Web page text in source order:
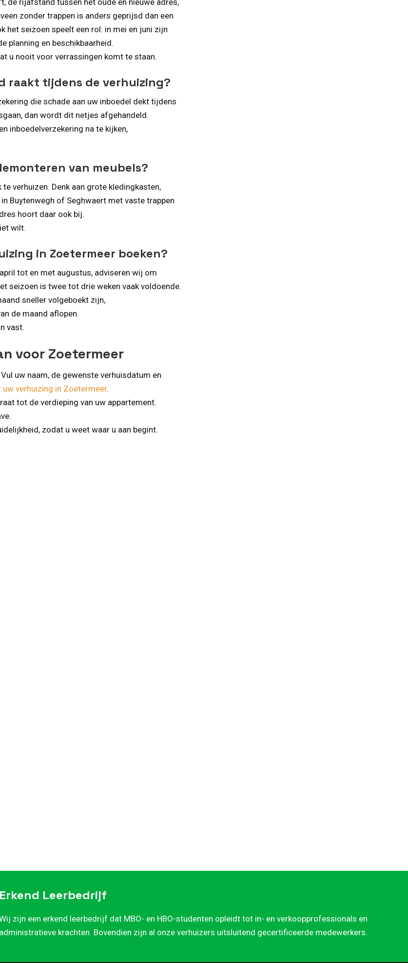
de rijafstand tussen het oude en nieuwe adres,
zonder trappen is anders geprijsd dan een
het seizoen speelt een rol: in mei en juni zijn
planning en beschikbaarheid.
u nooit voor verrassingen komt te staan.
raakt tijdens de verhuizing?
die schade aan uw inboedel dekt tijdens
dan wordt dit netjes afgehandeld.
inboedelverzekering na te kijken,
van meubels?
verhuizen. Denk aan grote kledingkasten,
Buytenwegh of Seghwaert met vaste trappen
hoort daar ook bij.
wilt.
in Zoetermeer boeken?
tot en met augustus, adviseren wij om
seizoen is twee tot drie weken vaak voldoende.
sneller volgeboekt zijn,
de maand aflopen.
vast.
voor Zoetermeer
uw naam, de gewenste verhuisdatum en
verhuizing in Zoetermeer.
tot de verdieping van uw appartement.
zodat u weet waar u aan begint.
Erkend Leerbedrijf
zijn een erkend leerbedrijf dat MBO- en HBO-studenten opleidt tot in- en verkoopprofessionals en
administratieve krachten. Bovendien zijn al onze verhuizers uitsluitend gecertificeerde medewerkers.